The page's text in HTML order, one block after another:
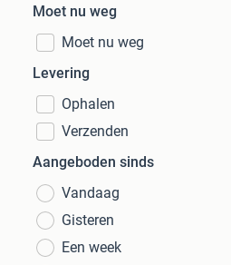
Moet nu weg
Moet nu weg
Levering
Ophalen
Verzenden
Aangeboden sinds
Vandaag
Gisteren
Een week